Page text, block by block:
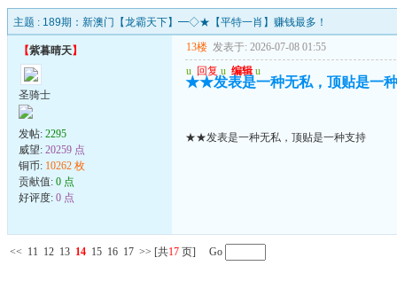
主题 : 189期：新澳门【龙霸天下】━◇★【平特一肖】赚钱最多！
【紫暮晴天】
圣骑士
发帖: 2295
威望: 20259 点
铜币: 10262 枚
贡献值: 0 点
好评度: 0 点
13楼 发表于: 2026-07-08 01:55
u 回复 u 编辑 u
★★发表是一种无私，顶贴是一
★★发表是一种无私，顶贴是一种支持
<< 11 12 13 14 15 16 17 >> [共17 页] Go